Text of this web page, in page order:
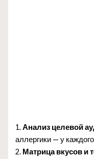
1.Анализ целевой
аллергики — у
2. Матрица вкусов и